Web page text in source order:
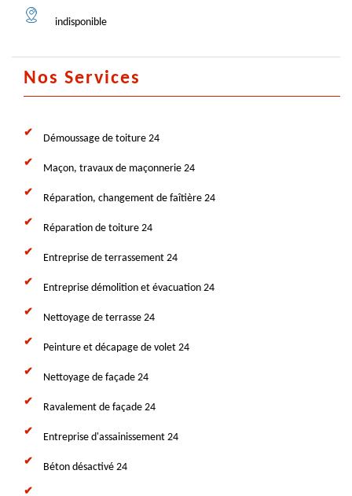
indisponible
Nos Services
Démoussage de toiture 24
Maçon, travaux de maçonnerie 24
Réparation, changement de faîtière 24
Réparation de toiture 24
Entreprise de terrassement 24
Entreprise démolition et évacuation 24
Nettoyage de terrasse 24
Peinture et décapage de volet 24
Nettoyage de façade 24
Ravalement de façade 24
Entreprise d'assainissement 24
Béton désactivé 24